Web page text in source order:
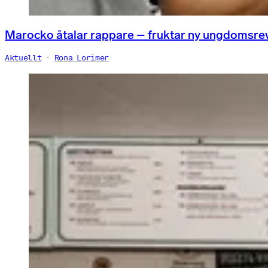
Marocko åtalar rappare – fruktar ny
Aktuellt Rona Lorimer